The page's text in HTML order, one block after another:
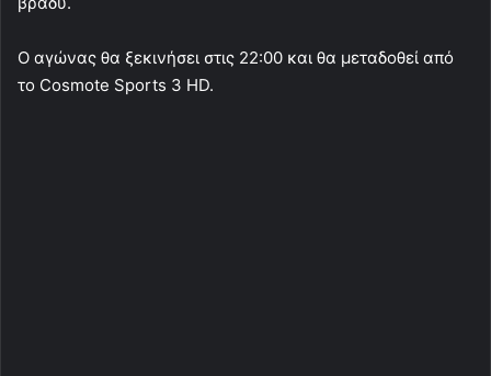
Ο αγώνας θα ξεκινήσει στις 22:00 και θα μεταδοθεί από
το Cosmote Sports 3 HD.